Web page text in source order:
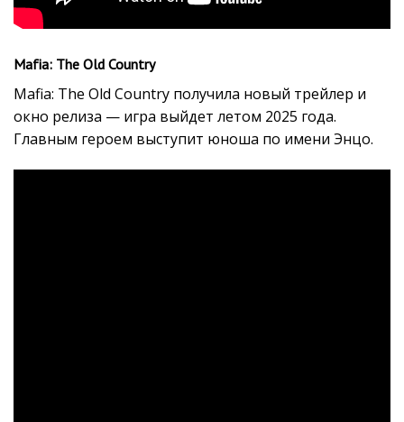
Mafia: The Old Country
Mafia: The Old Country получила новый трейлер и
окно релиза — игра выйдет летом 2025 года.
Главным героем выступит юноша по имени Энцо.